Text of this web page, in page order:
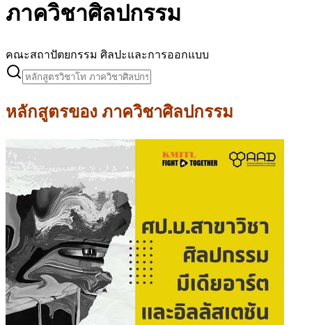
ภาควิชาศิลปกรรม
คณะสถาปัตยกรรม ศิลปะและการออกแบบ
หลักสูตรของ ภาควิชาศิลปกรรม